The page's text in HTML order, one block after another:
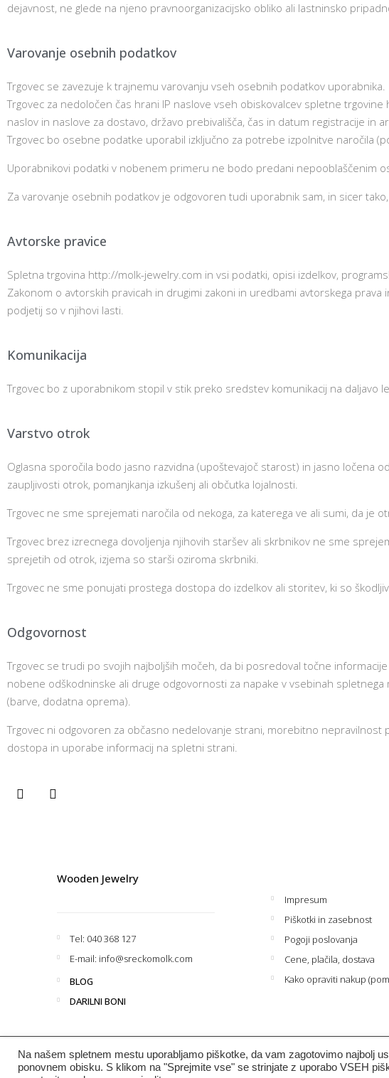
dejavnost, ne glede na njeno pravnoorganizacijsko obliko ali lastninsko
Varovanje osebnih podatkov
Trgovec se zavezuje k trajnemu varovanju vseh osebnih podatkov uporabnika.
Trgovec za nedoločen čas hrani IP naslove vseh obiskovalcev spletne
naslov in naslove za dostavo, državo prebivališča, čas in datum registracije in
Trgovec bo osebne podatke uporabil izključno za potrebe izpolnitve naročila
Uporabnikovi podatki v nobenem primeru ne bodo predani nepooblaščenim
Za varovanje osebnih podatkov je odgovoren tudi uporabnik sam, in sicer
Avtorske pravice
Spletna trgovina http://molk-jewelry.com in vsi podatki, opisi izdelkov,
Zakonom o avtorskih pravicah in drugimi zakoni in uredbami avtorskega
podjetij so v njihovi lasti.
Komunikacija
Trgovec bo z uporabnikom stopil v stik preko sredstev komunikacij na daljavo
Varstvo otrok
Oglasna sporočila bodo jasno razvidna (upoštevajoč starost) in jasno ločena
zaupljivosti otrok, pomanjkanja izkušenj ali občutka lojalnosti.
Trgovec ne sme sprejemati naročila od nekoga, za katerega ve ali sumi, da je
Trgovec brez izrecnega dovoljenja njihovih staršev ali skrbnikov ne sme
sprejetih od otrok, izjema so starši oziroma skrbniki.
Trgovec ne sme ponujati prostega dostopa do izdelkov ali storitev, ki so
Odgovornost
Trgovec se trudi po svojih najboljših močeh, da bi posredoval točne
nobene odškodninske ali druge odgovornosti za napake v vsebinah
(barve, dodatna oprema).
Trgovec ni odgovoren za občasno nedelovanje strani, morebitno
dostopa in uporabe informacij na spletni strani.
Wooden Jewelry
Tel: 040 368 127
E-mail: info@sreckomolk.com
BLOG
DARILNI BONI
Impresum
Piškotki in zasebnost
Pogoji poslovanja
Cene, plačila, dostava
Kako opraviti nakup
© 2022 Wooden Jewelry | wizart.si
Na našem spletnem mestu uporabljamo piškotke, da vam zagotovimo najbolj
ponovnem obisku. S klikom na "Sprejmite vse" se strinjate z uporabo VSEH